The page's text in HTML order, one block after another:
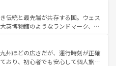
祥地であるランス、プロヴァンスの
など、多彩な楽しみ方が可能だ。さ
にも魅力が溢れており、どの街角に
それぞれで全く異なる文化を体験で
。 なお、新着のフランス情報はコンテンツ一覧
こを歩いても飽きることがない。ベ
バイエルン州のアルプスの絶景、そ
イン畑といった風景は必見。ビール
験してほしい。 なお、新着の
ツ一覧を参照してほしい。
伝統と最先端が共存する国。ウェス
英博物館のようなランドマーク、歴
がある。また、優雅なアフタヌーン
はたまらない英国パブ、サッカー観
そできる体験も豊富。イギリスを旅
州ほどの広さだが、運行時刻が正確
おり、初心者でも安心して個人旅行